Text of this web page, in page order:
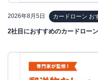
2026年8月5日 カードローン お
2社目におすすめのカードロー